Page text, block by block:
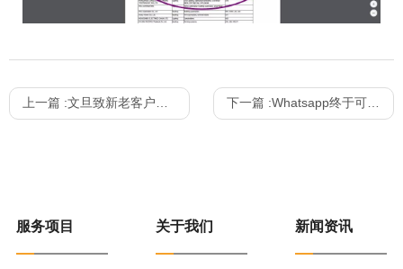
上一篇 :文旦致新老客户的一封信 下一篇 :Whatsapp终于可以在印度做支付了？
服务项目 关于我们 新闻资讯